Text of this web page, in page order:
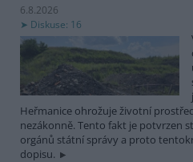
6.8.2026
Diskuse: 16
Heřmanice ohrožuje životní
nezákonně. Tento fakt je potvrzen
orgánů státní správy a proto
dopisu.